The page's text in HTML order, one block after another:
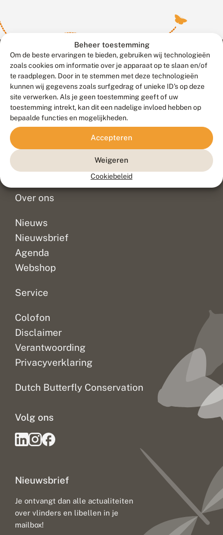
Beheer toestemming
Om de beste ervaringen te bieden, gebruiken wij technologieën
zoals cookies om informatie over je apparaat op te slaan en/of
te raadplegen. Door in te stemmen met deze technologieën
kunnen wij gegevens zoals surfgedrag of unieke ID's op deze
site verwerken. Als je geen toestemming geeft of uw
toestemming intrekt, kan dit een nadelige invloed hebben op
bepaalde functies en mogelijkheden.
Accepteren
Weigeren
Cookiebeleid
Contact
Veelgestelde vragen
Doneer
Over ons
Nieuws
Nieuwsbrief
Agenda
Webshop
Service
Colofon
Disclaimer
Verantwoording
Privacyverklaring
Dutch Butterfly Conservation
Nieuwsbrief
Je ontvangt dan alle actualiteiten
over vlinders en libellen in je
mailbox!
Volg ons
Meld waarnemingen© 2026 Vlinderstichting
Duurzaam ontwikkeld door
Go2People
, ontworpen door
Blue Field Agency
Privacy
Disclaimer
Sitemap